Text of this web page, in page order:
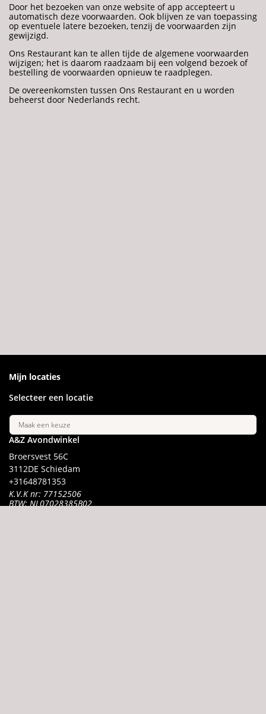
Door het bezoeken van onze website of app accepteert u
automatisch deze voorwaarden. Ook blijven ze van toepassing
op eventuele latere bezoeken, tenzij de voorwaarden zijn
gewijzigd.
Ons Restaurant kan te allen tijde de algemene voorwaarden
wijzigen; het is daarom raadzaam bij een volgend bezoek of
bestelling de voorwaarden opnieuw te raadplegen.
De overeenkomsten tussen Ons Restaurant en u worden
beheerst door Nederlands recht.
Mijn locaties
Selecteer een locatie
Maak een keuze
A&Z Avondwinkel
Broersvest 56C
3112DE Schiedam
+31648781353
K.V.K nr: 77152506
BTW: NL07028385B02